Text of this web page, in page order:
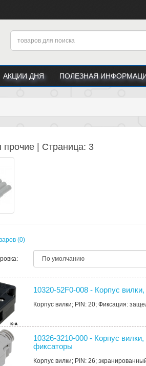
АКЦИИ ДНЯ ПОЛЕЗНАЯ
прочие | Страница: 3
(0)
10320-52F0-008 - Корпус
Корпус вилки; PIN: 20; Фиксация:
10326-3210-000 - Корпус
фиксаторы
Корпус вилки; PIN: 26;